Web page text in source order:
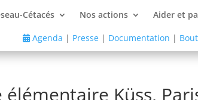
Cétacés Nos actions Aider et
Agenda | Presse| Documentation |
élémentaire Küss,